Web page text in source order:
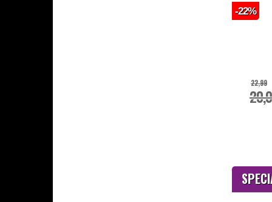
22,99
-22%